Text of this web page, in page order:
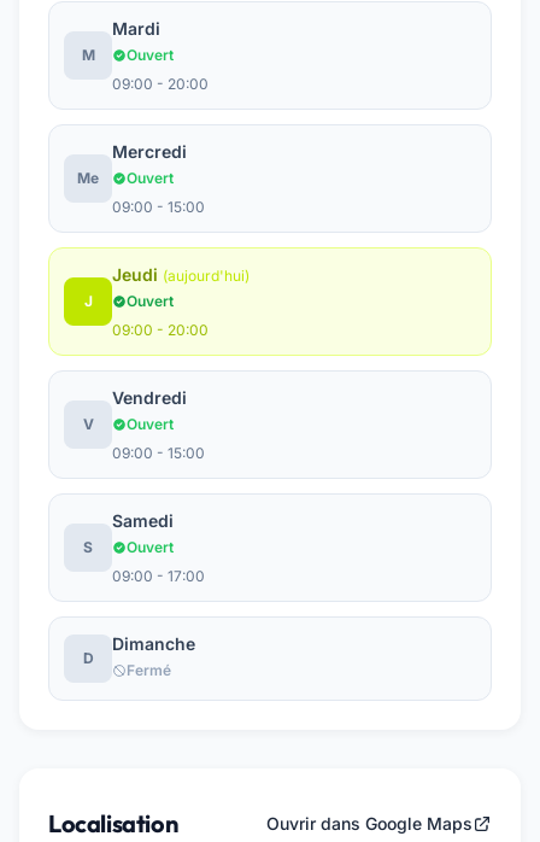
M
Mardi
Ouvert
09:00 - 20:00
Me
Mercredi
Ouvert
09:00 - 15:00
J
Jeudi (aujourd'hui)
Ouvert
09:00 - 20:00
V
Vendredi
Ouvert
09:00 - 15:00
S
Samedi
Ouvert
09:00 - 17:00
D
Dimanche
Fermé
Localisation Ouvrir dans Google Maps